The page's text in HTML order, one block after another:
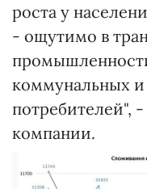
роста у
- ощутимо в
коммунальных
потребителей",
компании.